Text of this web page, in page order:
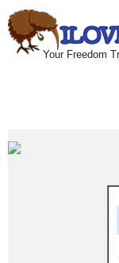
Your Freedom